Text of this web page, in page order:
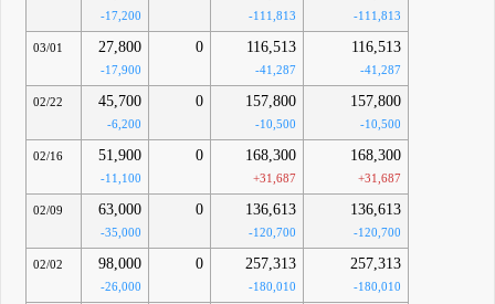
-17,200 -111,813 -111,813
03/01 27,800
-17,900
0 116,513
-41,287
116,513
-41,287
02/22 45,700
-6,200
0 157,800
-10,500
157,800
-10,500
02/16 51,900
-11,100
0 168,300
+31,687
168,300
+31,687
02/09 63,000
-35,000
0 136,613
-120,700
136,613
-120,700
02/02 98,000
-26,000
0 257,313
-180,010
257,313
-180,010